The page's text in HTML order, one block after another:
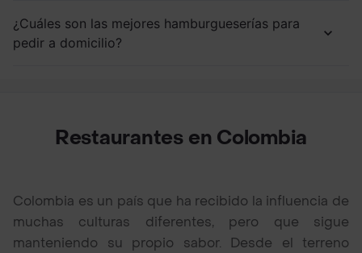
¿Cuáles son las mejores hamburgueserías para
pedir a domicilio?
Restaurantes en Colombia
Colombia es un país que ha recibido la influencia de
muchas culturas diferentes, pero que sigue
manteniendo su propio sabor. Desde el terreno